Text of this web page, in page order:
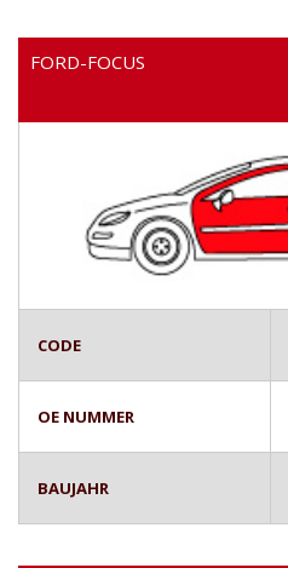
FORD-FOCUS
CODE
OE NUMMER
BAUJAHR